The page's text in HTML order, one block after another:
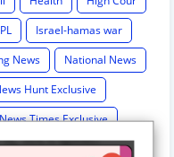
Israel-hamas war
News
National News
Hunt Exclusive
News Times Exclusive
Rajasthan